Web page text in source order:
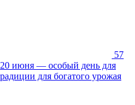
57
20 июня — особый день для
для богатого урожая